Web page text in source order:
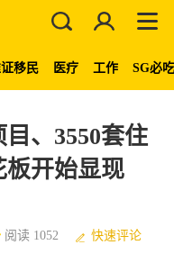
移民 医疗 工作 SG必
、3550套住
板开始显现
阅读 1052 快速评论